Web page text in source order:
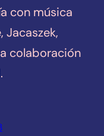
con música
Jacaszek,
colaboración